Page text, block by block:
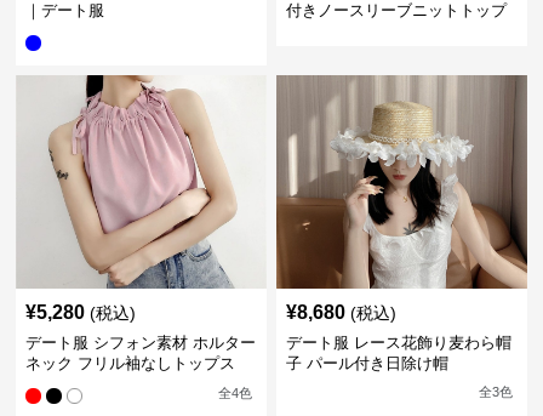
｜デート服
付きノースリーブニットトップ
¥5,280 (税込)
デート服 シフォン素材 ホルター
ネック フリル袖なしトップス
全4色
¥8,680 (税込)
デート服 レース花飾り麦わら帽
子 パール付き日除け帽
全3色